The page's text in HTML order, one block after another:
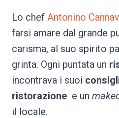
Lo chef Antonino
farsi amare dal grande
carisma, al suo spirito
grinta. Ogni puntata un
incontrava i suoi
ristorazione e un
il locale.